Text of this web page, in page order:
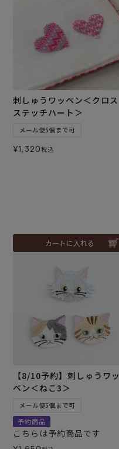
刺しゅうワッペン＜クロス
ステッチハート＞
メール便5個まで可
¥1,320税込
カートに入れる
【8/10予約】刺しゅうワッ
ペン＜ねこ3＞
メール便5個まで可
予約商品
こちらは予約商品です